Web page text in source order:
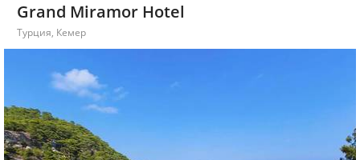
Grand Miramor Hotel
Турция, Кемер